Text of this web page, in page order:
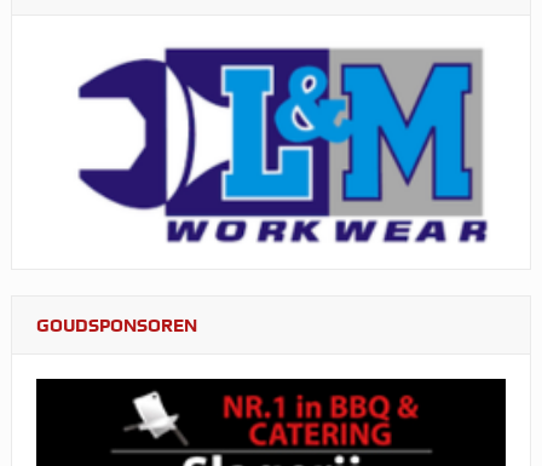
GOUDSPONSOREN